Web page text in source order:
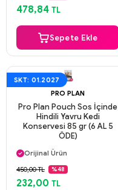
Aynı Gün Kargo
478,84 TL
Sepete Ekle
SKT: 01.2027
PRO PLAN
Pro Plan Pouch Sos İçinde
Hindili Yavru Kedi
Konservesi 85 gr (6 AL 5
ÖDE)
Aynı Gün Kargo
Orijinal Ürün
Güvenli Ödeme
Aynı Gün Kargo
450,00 TL %48
232,00 TL